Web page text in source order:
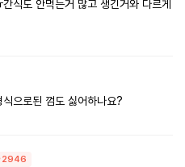
식도 안먹는거 많고 생긴거와 다르게
으로된 껌도 싫어하나요?
2946